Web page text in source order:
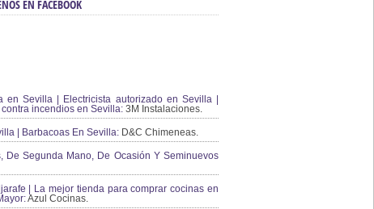
EN FACEBOOK
en Sevilla | Electricista autorizado en Sevilla |
incendios en Sevilla: 3M Instalaciones.
| Barbacoas En Sevilla: D&C Chimeneas.
De Segunda Mano, De Ocasión Y Seminuevos
| La mejor tienda para comprar cocinas en
Azul Cocinas.